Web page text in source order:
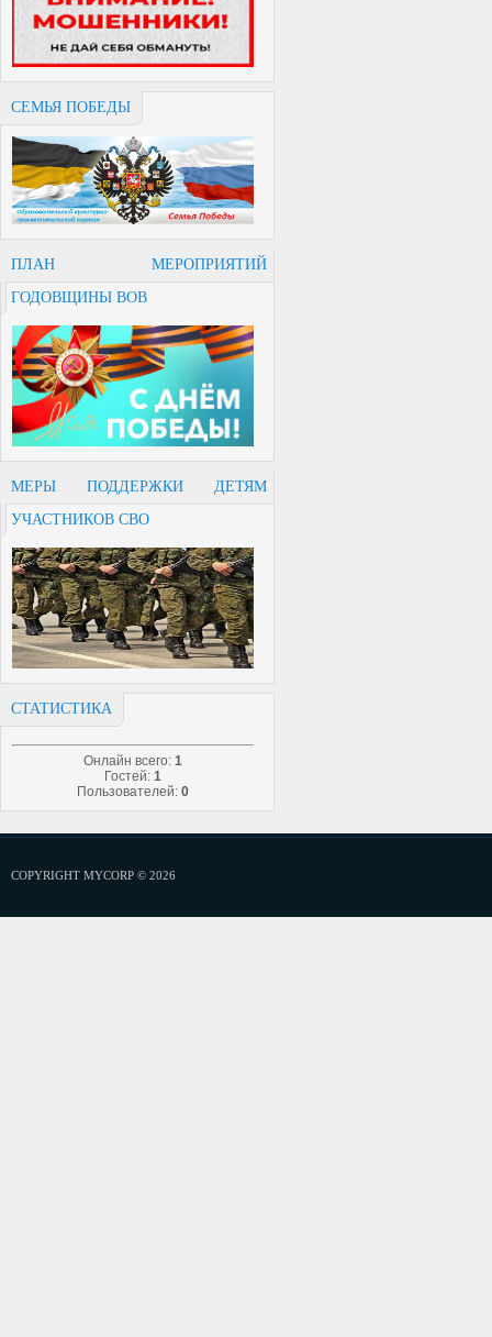
СЕМЬЯ ПОБЕДЫ
ПЛАН МЕРОПРИЯТИЙ
ГОДОВЩИНЫ ВОВ
МЕРЫ ПОДДЕРЖКИ ДЕТЯМ
УЧАСТНИКОВ СВО
СТАТИСТИКА
Онлайн всего: 1
Гостей: 1
Пользователей: 0
COPYRIGHT MYCORP © 2026